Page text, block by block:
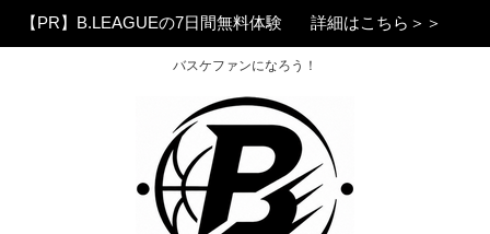
【PR】B.LEAGUEの7日間無料体験 詳細はこちら＞＞
バスケファンになろう！